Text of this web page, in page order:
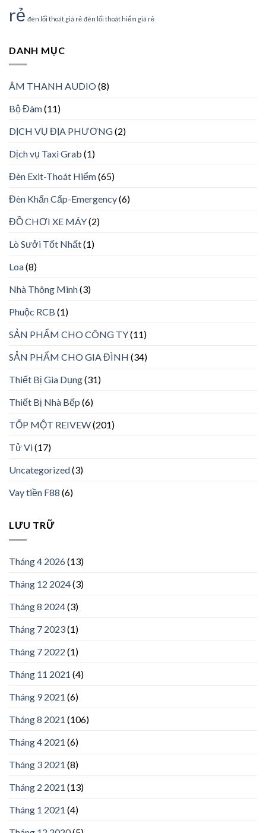
rẻ đèn lối thoát giá rẻ đèn lối thoát hiểm giá rẻ
DANH MỤC
ÂM THANH AUDIO(8)
Bộ Đàm(11)
DỊCH VỤ ĐỊA PHƯƠNG(2)
Dịch vụ Taxi Grab (1)
Đèn Exit-Thoát Hiểm(65)
Đèn Khẩn Cấp-Emergency(6)
ĐỒ CHƠI XE MÁY(2)
Lò Sưởi Tốt Nhất(1)
Loa(8)
Nhà Thông Minh(3)
Phuộc RCB (1)
SẢN PHẨM CHO CÔNG TY(11)
SẢN PHẨM CHO GIA ĐÌNH (34)
Thiết Bị Gia Dụng(31)
Thiết Bị Nhà Bếp (6)
TỐP MỘT REIVEW(201)
Tử Vi(17)
Uncategorized(3)
Vay tiền F88 (6)
LƯU TRỮ
Tháng 4 2026(13)
Tháng 12 2024(3)
Tháng 8 2024(3)
Tháng 7 2023(1)
Tháng 7 2022 (1)
Tháng 11 2021 (4)
Tháng 9 2021 (6)
Tháng 8 2021 (106)
Tháng 4 2021 (6)
Tháng 3 2021 (8)
Tháng 2 2021 (13)
Tháng 1 2021 (4)